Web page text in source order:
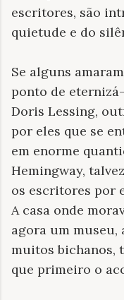
escritores, são
quietude e do
Se alguns
ponto de
Doris Lessing,
por eles que se
em enorme
Hemingway,
os escritores por
A casa onde
agora um museu,
muitos bichanos,
que primeiro o